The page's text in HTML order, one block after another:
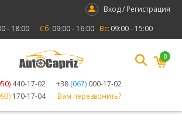
Вход / Регистрация
- 18:00 Сб: 09:00 - 16:00 Вс: 09:00 - 15:00
440-17-02 +38 (067) 000-17-02
170-17-04 Вам перезвонить?
0